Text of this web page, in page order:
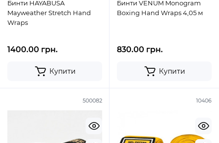
Бинти HAYABUSA
Mayweather Stretch Hand
Wraps
1400.00 грн.
Купити
Бинти VENUM Monogram
Boxing Hand Wraps 4,05 м
830.00 грн.
Купити
500082 10406